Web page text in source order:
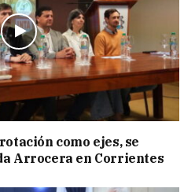
como ejes, se
Arrocera en Corrientes